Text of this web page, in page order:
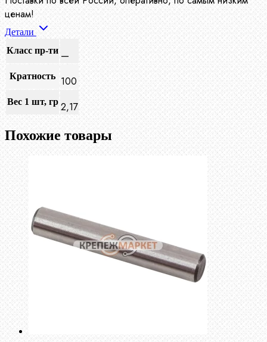
ценам!
Детали
Класс пр-ти —
Кратность 100
Вес 1 шт, гр 2,17
Похожие товары